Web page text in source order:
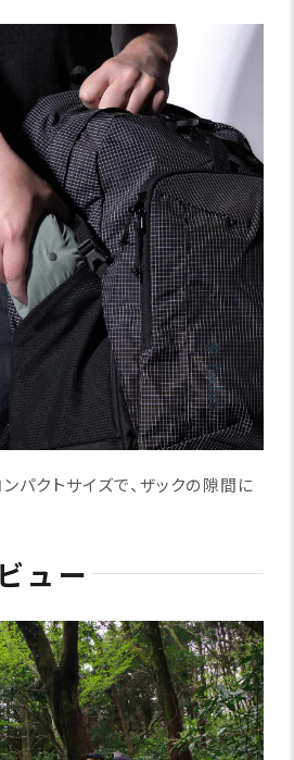
パクトサイズで、ザックの隙間に
ュー